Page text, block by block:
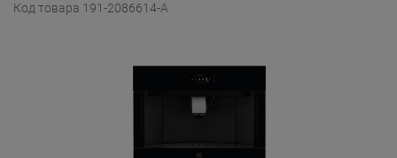
Код товара 191-2086614-A